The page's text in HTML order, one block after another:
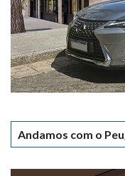
Andamos com o